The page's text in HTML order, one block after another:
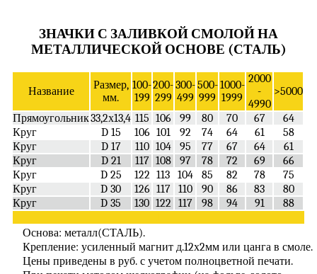
ЗНАЧКИ С ЗАЛИВКОЙ СМОЛОЙ НА
МЕТАЛЛИЧЕСКОЙ ОСНОВЕ (СТАЛЬ)
Название
Размер,
мм.
100-
199
200-
299
300-
499
500-
999
1000-
1999
2000
-
4990
>5000
Прямоугольник33,2х13,4 115 106 99 80 70 67
64
Круг
D 15 106 101 92 74 64 61
58
Круг
D 17 110 104 95 77 67 64
61
Круг
D 21 117 108 97 78 72 69
66
Круг
D 25 122 113 104 85 82 78
75
Круг
D 30 126 117 110 90 86 83
80
Круг
D 35 130 122 117 98 94 91
88
Основа: металл(СТАЛЬ).
Крепление: усиленный магнит д.12х2мм или цанга в смоле.
Цены приведены в руб. с учетом полноцветной печати.